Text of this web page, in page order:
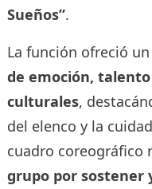
Sueños”.
La función ofreció un
de emoción,
culturales,
del elenco y la
cuadro coreográfico
grupo por sostener